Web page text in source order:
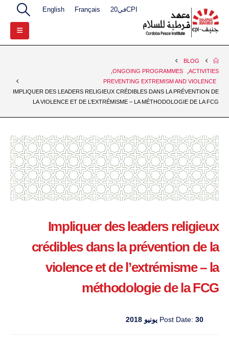
CPIفي20 Français
English
BLOG
ACTIVITIES
ONGOING PROGRAMMES
PREVENTING EXTREMISM AND VIOLENCE
IMPLIQUER DES LEADERS RELIGIEUX CRÉDIBLES DANS LA PRÉVENTION DE
LA VIOLENCE ET DE L’EXTRÉMISME – LA MÉTHODOLOGIE DE LA FCG
Impliquer des leaders religieux
crédibles dans la prévention de la
violence et de l’extrémisme – la
méthodologie de la FCG
Post Date: 30 يونيو 2018